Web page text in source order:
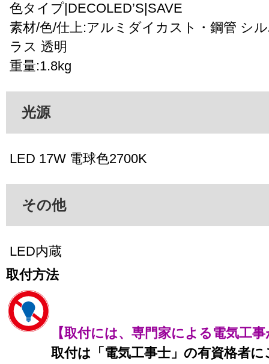
色タイプ|DECOLED’S|SAVE
素材/色/仕上:アルミダイカスト・鋼管 シ
ラス 透明
重量:1.8kg
光源
LED 17W 電球色2700K
その他
LED内蔵
取付方法
【取付には、専門家による電気工
取付は「電気工事士」の有資格者